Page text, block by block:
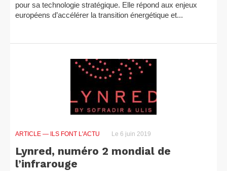
pour sa technologie stratégique. Elle répond aux enjeux
européens d’accélérer la transition énergétique et...
ARTICLE — ILS FONT L'ACTU Le 6 juin 2019
Lynred, numéro 2 mondial de
l’infrarouge